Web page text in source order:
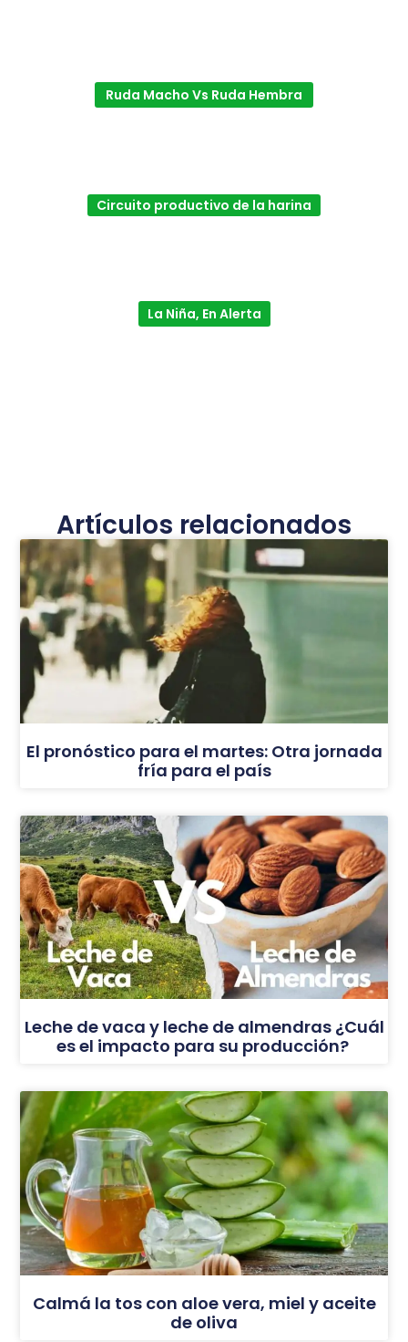
Ruda Macho Vs Ruda Hembra
Circuito productivo de la harina
La Niña, En Alerta
Artículos relacionados
El pronóstico para el martes: Otra jornada
fría para el país
Leche de vaca y leche de almendras ¿Cuál
es el impacto para su producción?
Calmá la tos con aloe vera, miel y aceite
de oliva